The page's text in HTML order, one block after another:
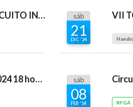
I TORNEO PADRES E HIJOS TEM2025 CIRCUITO INFANTIL GROSS DENTISTAS GOLF COSTA DEL SOL sáb
21
DIC '24
VII
VII TORNEO PUNTUABLE Y FINAL TEM2024 18 hoyos sáb
08
FEB '14 RFGA